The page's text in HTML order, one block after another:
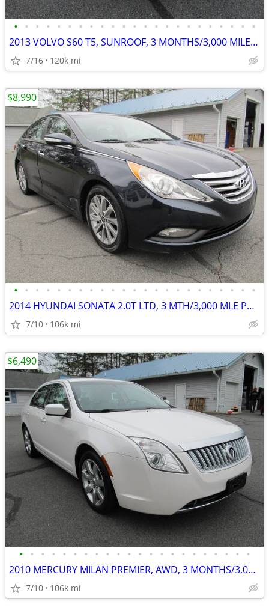
• • • • • • • • • • • • • • • • • • • • • • •
2013 VOLVO S60 T5, SUNROOF, 3 MONTHS/3,000 MILE POWER TRAIN WARRANTY
7/16 120k mi
• • • • • • • • • • • • • • • • • • • • • • •
2014 HYUNDAI SONATA 2.0T LTD, 3 MTH/3,000 MLE PWRTRN WTY
7/10 106k mi
$8,990
• • • • • • • • • • • • • • • • • • • • • •
2010 MERCURY MILAN PREMIER, AWD, 3 MONTHS/3,000 MILE POWERTRAIN WTY
7/10 106k mi
$6,490